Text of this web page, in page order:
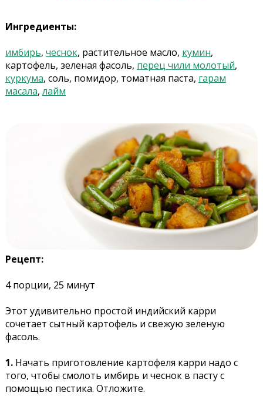
Ингредиенты:
имбирь, чеснок, растительное масло, кумин,
картофель, зеленая фасоль, перец чили молотый,
куркума, соль, помидор, томатная паста, гарам
масала, лайм
Рецепт:
4 порции, 25 минут
Этот удивительно простой индийский карри
сочетает сытный картофель и свежую зеленую
фасоль.
1.Начать приготовление картофеля карри надо с
того, чтобы смолоть имбирь и чеснок в пасту с
помощью пестика. Отложите.